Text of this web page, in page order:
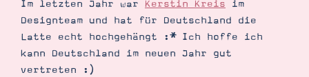
Im letzten Jahr war Kerstin Kreis im
Designteam und hat für Deutschland die
Latte echt hochgehängt :* Ich hoffe ich
kann Deutschland im neuen Jahr gut
vertreten :)